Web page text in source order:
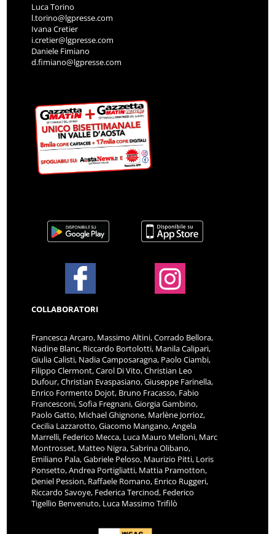
Luca Torino
l.torino@lgpresse.com
Ivana Cretier
i.cretier@lgpresse.com
Daniele Fimiano
d.fimiano@lgpresse.com
COLLABORATORI
Francesca Arcaro, Massimo Altini, Corrado Bellora,
Nadine Blanc, Riccardo Bortolotti, Manila Calipari,
Giulia Calisti, Nadia Camposaragna, Paolo Ciambi,
Filippo Clermont, Carol Di Vito, Christian Leo
Dufour, Christian Evaspasiano, Giuseppe Farinella,
Enrico Formento Dojot, Bruno Fracasso, Fabio
Francesconi, Sofia Fregnani, Giorgia Gambino,
Paolo Gatto, Michael Ghignone, Marlène Jorrioz,
Cecilia Lazzarotto, Giacomo Mangano, Angela
Marrelli, Federico Mecca, Luca Mauro Melloni, Marc
Montrosset, Matteo Nigra, Sabrina Olibano,
Emiliano Pala, Gabriele Peloso, Maurizio Pitti, Loris
Ponsetto, Andrea Portigliatti, Mattia Pramotton,
Deniel Pession, Raffaele Romano, Enrico Ruggeri,
Riccardo Savoye, Federica Tercinod, Federico
Tigellio Benvenuto, Luca Massimo Trifilò